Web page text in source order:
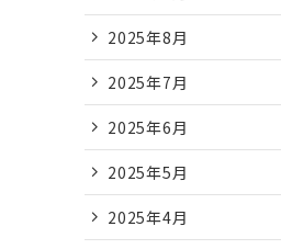
2025年8月
2025年7月
2025年6月
2025年5月
2025年4月